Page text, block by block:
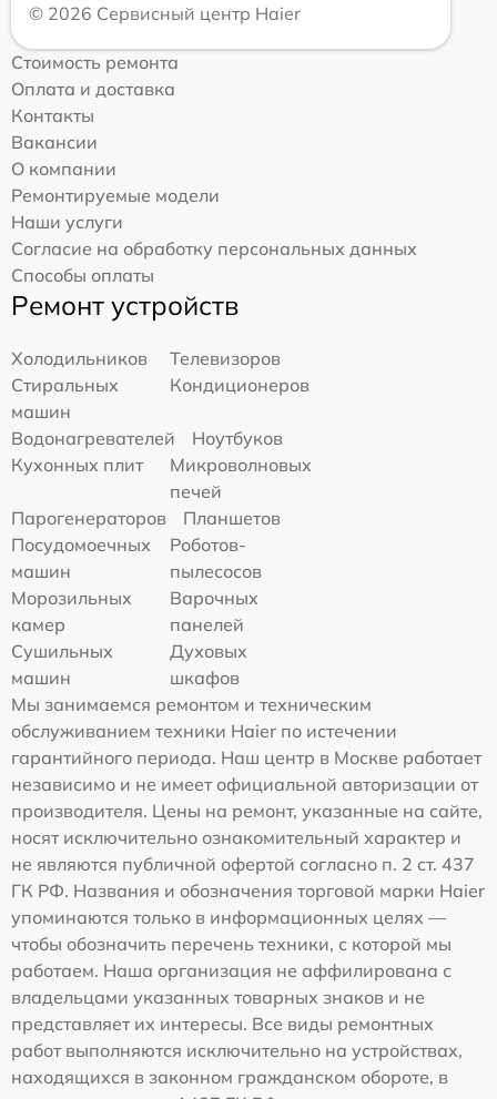
© 2026 Сервисный центр Haier
Стоимость ремонта
Оплата и доставка
Контакты
Вакансии
О компании
Ремонтируемые модели
Наши услуги
Согласие на обработку персональных данных
Способы оплаты
Ремонт устройств
Холодильников
Телевизоров
Стиральных
машин
Кондиционеров
Водонагревателей
Ноутбуков
Кухонных плит
Микроволновых
печей
Парогенераторов
Планшетов
Посудомоечных
машин
Роботов-
пылесосов
Морозильных
камер
Варочных
панелей
Сушильных
машин
Духовых
шкафов
Мы занимаемся ремонтом и техническим
обслуживанием техники Haier по истечении
гарантийного периода. Наш центр в Москве работает
независимо и не имеет официальной авторизации от
производителя. Цены на ремонт, указанные на сайте,
носят исключительно ознакомительный характер и
не являются публичной офертой согласно п. 2 ст. 437
ГК РФ. Названия и обозначения торговой марки Haier
упоминаются только в информационных целях —
чтобы обозначить перечень техники, с которой мы
работаем. Наша организация не аффилирована с
владельцами указанных товарных знаков и не
представляет их интересы. Все виды ремонтных
работ выполняются исключительно на устройствах,
находящихся в законном гражданском обороте, в